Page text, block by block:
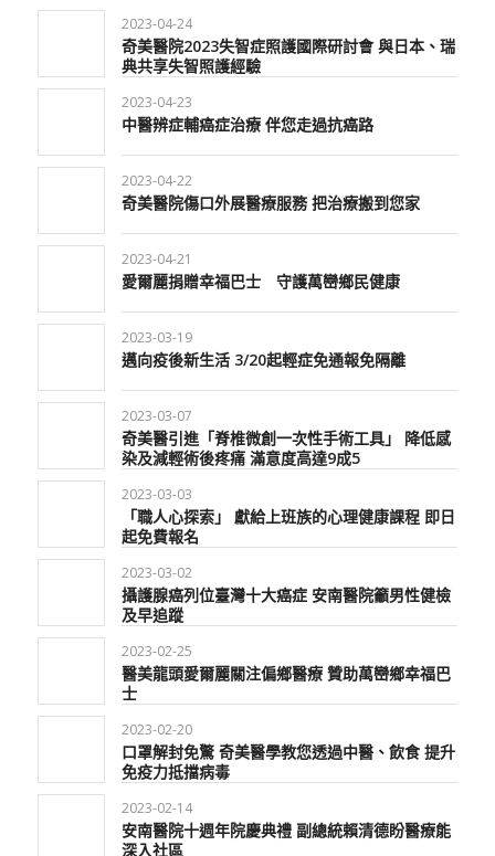
2023-04-24
奇美醫院2023失智症照護國際研討會 與日本、瑞
典共享失智照護經驗
2023-04-23
中醫辨症輔癌症治療 伴您走過抗癌路
2023-04-22
奇美醫院傷口外展醫療服務 把治療搬到您家
2023-04-21
愛爾麗捐贈幸福巴士 守護萬巒鄉民健康
2023-03-19
邁向疫後新生活 3/20起輕症免通報免隔離
2023-03-07
奇美醫引進「脊椎微創一次性手術工具」 降低感
染及減輕術後疼痛 滿意度高達9成5
2023-03-03
「職人心探索」 獻給上班族的心理健康課程 即日
起免費報名
2023-03-02
攝護腺癌列位臺灣十大癌症 安南醫院籲男性健檢
及早追蹤
2023-02-25
醫美龍頭愛爾麗關注偏鄉醫療 贊助萬巒鄉幸福巴
士
2023-02-20
口罩解封免驚 奇美醫學教您透過中醫、飲食 提升
免疫力抵擋病毒
2023-02-14
安南醫院十週年院慶典禮 副總統賴清德盼醫療能
深入社區